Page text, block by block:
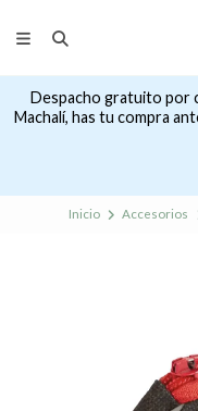
Despacho gratuito por
Machalí, has tu compra
Inicio Accesorios